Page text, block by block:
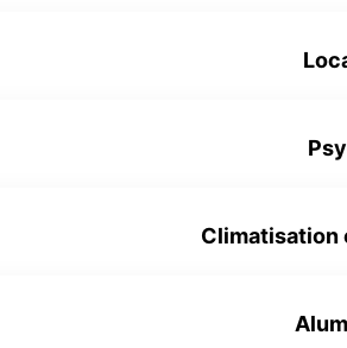
Climatisation